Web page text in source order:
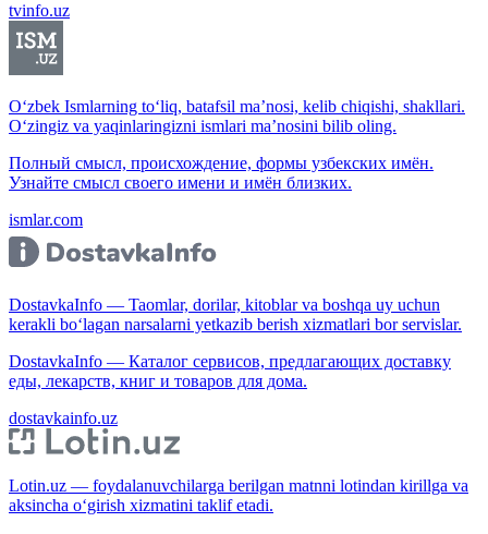
tvinfo.uz
O‘zbek Ismlarning to‘liq, batafsil ma’nosi, kelib chiqishi, shakllari.
O‘zingiz va yaqinlaringizni ismlari ma’nosini bilib oling.
Полный смысл, происхождение, формы узбекских имён.
Узнайте смысл своего имени и имён близких.
ismlar.com
DostavkaInfo — Taomlar, dorilar, kitoblar va boshqa uy uchun
kerakli bo‘lagan narsalarni yetkazib berish xizmatlari bor servislar.
DostavkaInfo — Каталог сервисов, предлагающих доставку
еды, лекарств, книг и товаров для дома.
dostavkainfo.uz
Lotin.uz — foydalanuvchilarga berilgan matnni lotindan kirillga va
aksincha o‘girish xizmatini taklif etadi.